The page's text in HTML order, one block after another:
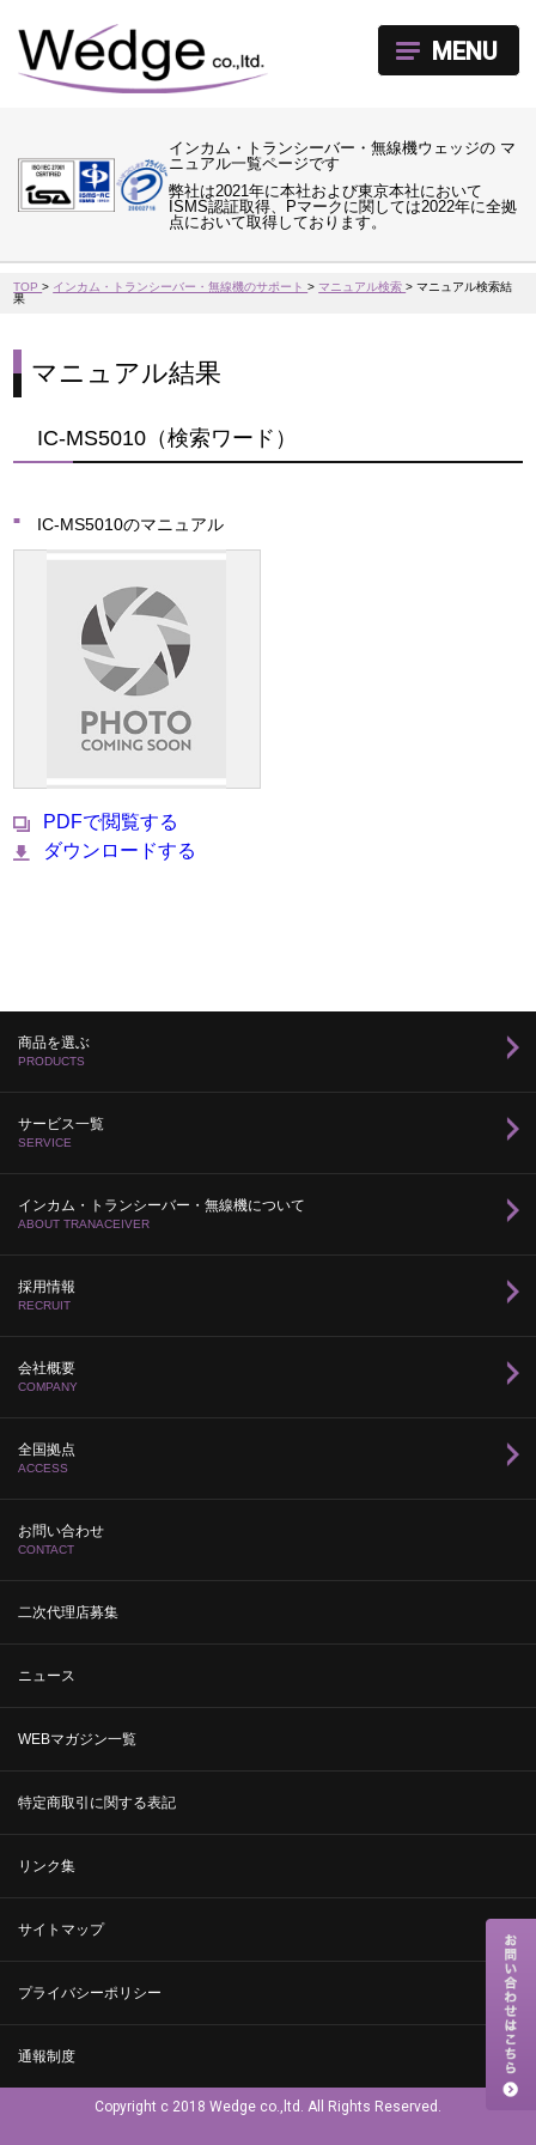
インカム・トランシーバー・無線機ウェッジの マ
ニュアル一覧ページです
弊社は2021年に本社および東京本社において
ISMS認証取得、Pマークに関しては2022年に全拠
点において取得しております。
MENU
TOP> インカム・トランシーバー・無線機のサポート>マニュアル検索>マニュアル検索結
果
マニュアル結果
IC-MS5010（検索ワード）
IC-MS5010のマニュアル
PDFで閲覧する
ダウンロードする
商品を選ぶ
PRODUCTS
サービス一覧
SERVICE
インカム・トランシーバー・無線機について
ABOUT TRANACEIVER
採用情報
RECRUIT
会社概要
COMPANY
全国拠点
ACCESS
お問い合わせ
CONTACT
二次代理店募集
ニュース
WEBマガジン一覧
特定商取引に関する表記
リンク集
サイトマップ
プライバシーポリシー
通報制度
Copyright c 2018 Wedge co.,ltd. All Rights Reserved.